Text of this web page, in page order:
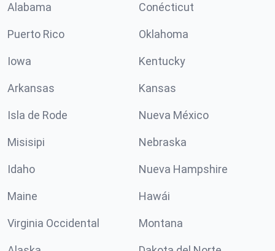
Alabama Conécticut
Puerto Rico Oklahoma
Iowa Kentucky
Arkansas Kansas
Isla de Rode Nueva México
Misisipi Nebraska
Idaho Nueva Hampshire
Maine Hawái
Virginia Occidental Montana